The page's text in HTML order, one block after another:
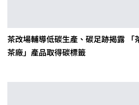
茶改場輔導低碳生產、碳足跡揭露
茶廠」產品取得碳標籤